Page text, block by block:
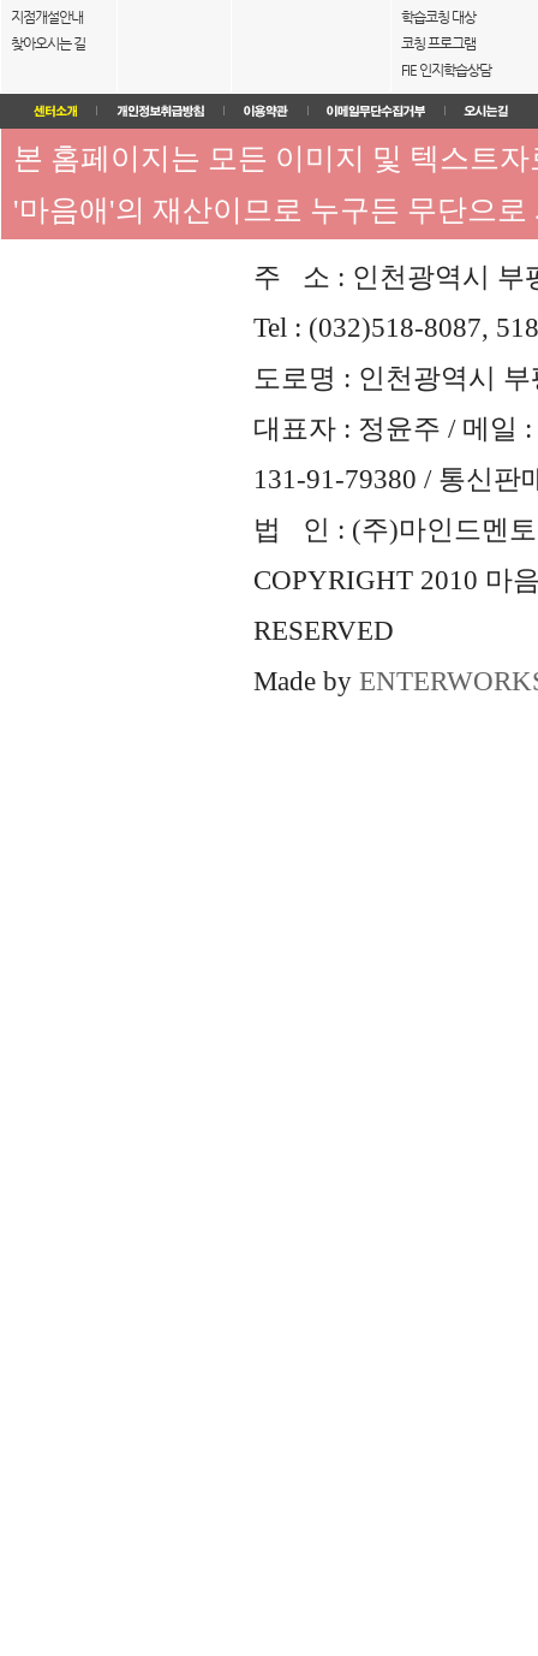
지점개설안내
찾아오시는 길
학습코칭 대상
코칭 프로그램
FIE 인지학습상담
본 홈페이지는 모든 이미지 및 텍스트
'마음애'의 재산이므로 누구든 무단으
주 소 : 인천광역시 부
Tel : (032)518-8087,
도로명 : 인천광역시
대표자 : 정윤주 / 메일 :
131-91-79380 / 통신판
법 인 : (주)마인드멘토
COPYRIGHT 2010 마
RESERVED
Made by